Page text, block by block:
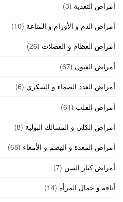
أمراض التغذية (3)
أمراض الدم و الأورام و المناعة (10)
أمراض العظام و العضلات (26)
أمراض العيون (67)
أمراض الغدد الصماء و السكري (6)
أمراض القلب (61)
أمراض الكلى و المسالك البولية (8)
أمراض المعدة و الهضم و الأمعاء (68)
أمراض كبار السن (7)
أناقة و جمال المرأة (14)